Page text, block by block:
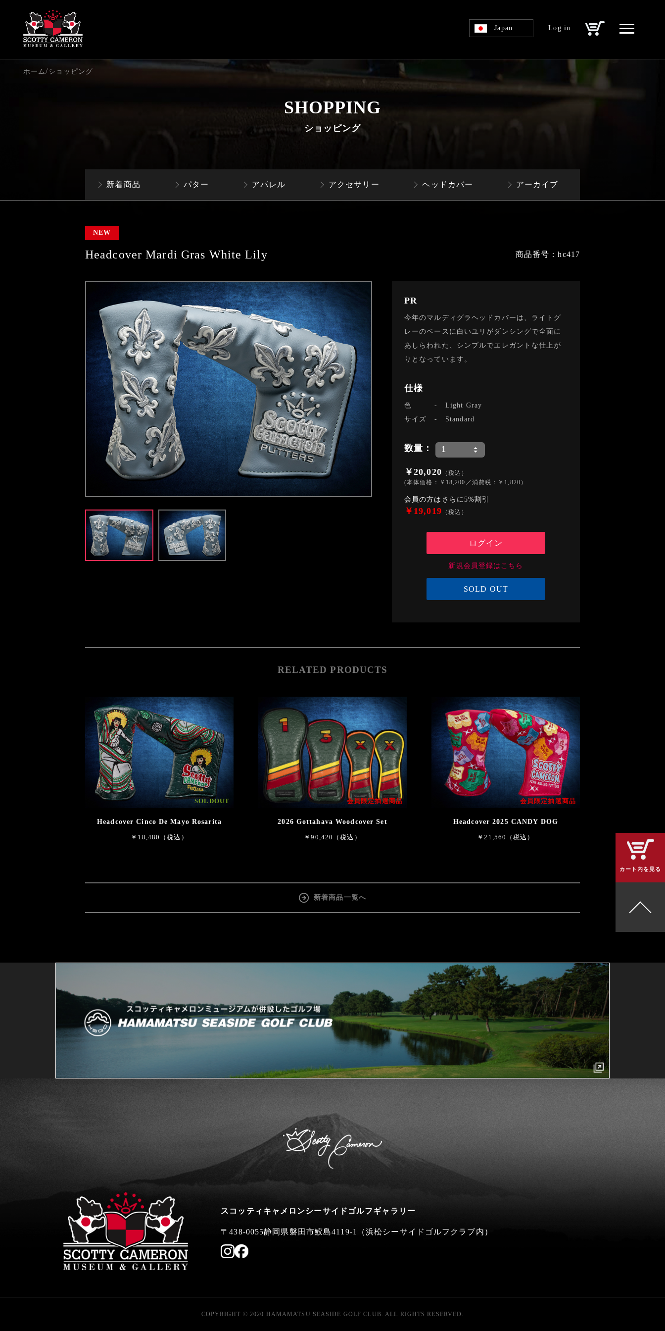
Japan Log in
カート内を見る
ホーム/ショッピング
SHOPPING
ショッピング
新着商品 パター アパレル アクセサリー ヘッドカバー アーカイブ
NEW
Headcover Mardi Gras White Lily 商品番号：hc417
PR
今年のマルディグラヘッドカバーは、ライトグ
レーのベースに白いユリがダンシングで全面に
あしらわれた、シンプルでエレガントな仕上が
りとなっています。
仕様
色 - Light Gray
サイズ
- Standard
数量：
￥20,020 （税込）
(本体価格：￥18,200／消費税：￥1,820）
会員の方はさらに5%割引
￥19,019 （税込）
ログイン
新規会員登録はこちら
SOLD OUT
RELATED PRODUCTS
SOLDOUT
Headcover Cinco De Mayo Rosarita
￥18,480（税込）
会員限定抽選商品
2026 Gottahava Woodcover Set
￥90,420（税込）
会員限定抽選商品
Headcover 2025 CANDY DOG
￥21,560（税込）
新着商品一覧へ
スコッティキャメロンシーサイドゴルフギャラリー
〒438-0055静岡県磐田市鮫島4119-1 （浜松シーサイドゴルフクラブ内）
COPYRIGHT © 2020 HAMAMATSU SEASIDE GOLF CLUB. ALL RIGHTS RESERVED.